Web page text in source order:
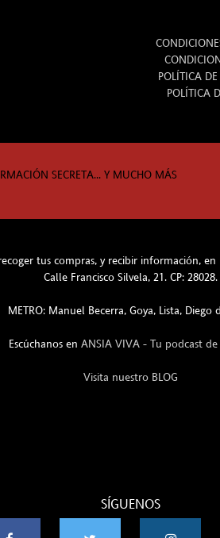
POLÍTICA
POLÍTICA
SECRETA... Y MUCHO MÁS
tus compras, y recibir información,
Calle Francisco Silvela, 21. CP: 28028.
METRO: Manuel Becerra, Goya, Lista, Diego
Escúchanos en ANSIA VIVA - Tu podcast de
Visita nuestro BLOG
SÍGUENOS